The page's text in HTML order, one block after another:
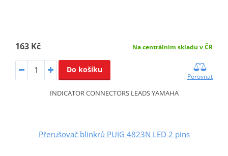
163 Kč Na centrálním skladu v ČR
Do košíku
Porovnat
INDICATOR CONNECTORS LEADS YAMAHA
Přerušovač blinkrů PUIG 4823N LED 2 pins